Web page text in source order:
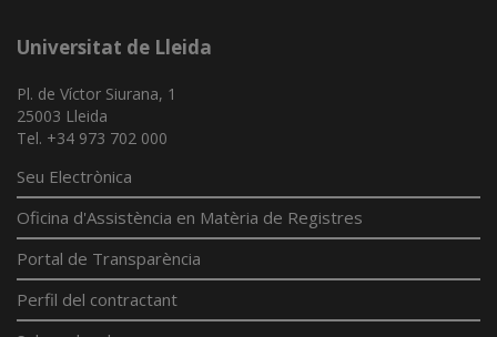
Universitat de Lleida
Pl. de Víctor Siurana, 1
25003 Lleida
Tel. +34 973 702 000
Seu Electrònica
Oficina d'Assistència en Matèria de Registres
Portal de Transparència
Perfil del contractant